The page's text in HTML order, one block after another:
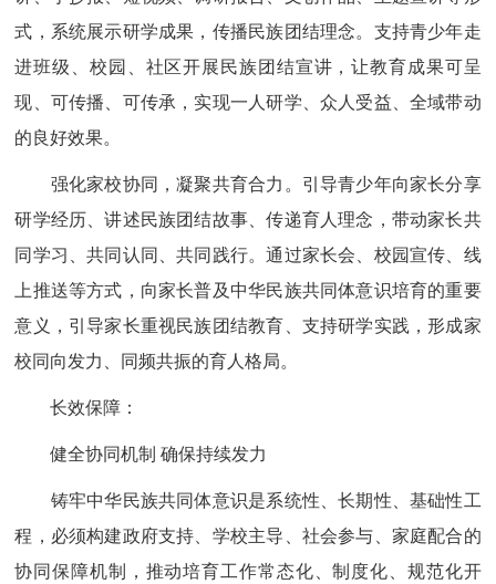
式，系统展示研学成果，传播民族团结理念。支持青少年走
进班级、校园、社区开展民族团结宣讲，让教育成果可呈
现、可传播、可传承，实现一人研学、众人受益、全域带动
的良好效果。
强化家校协同，凝聚共育合力。引导青少年向家长分享
研学经历、讲述民族团结故事、传递育人理念，带动家长共
同学习、共同认同、共同践行。通过家长会、校园宣传、线
上推送等方式，向家长普及中华民族共同体意识培育的重要
意义，引导家长重视民族团结教育、支持研学实践，形成家
校同向发力、同频共振的育人格局。
长效保障：
健全协同机制 确保持续发力
铸牢中华民族共同体意识是系统性、长期性、基础性工
程，必须构建政府支持、学校主导、社会参与、家庭配合的
协同保障机制，推动培育工作常态化、制度化、规范化开